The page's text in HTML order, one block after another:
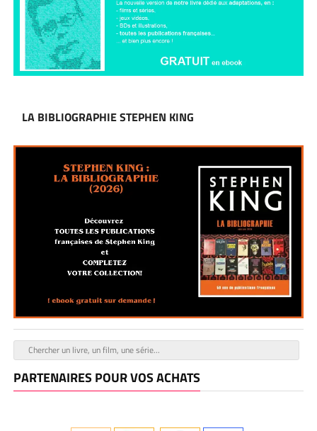
LA BIBLIOGRAPHIE STEPHEN KING
PARTENAIRES POUR VOS ACHATS